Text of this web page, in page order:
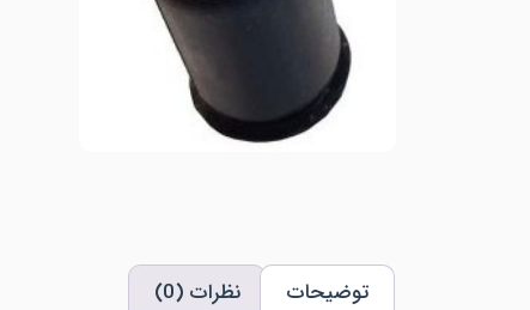
توضیحات نظرات (0)